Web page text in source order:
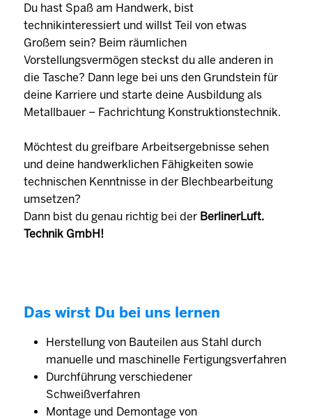
Du hast Spaß am Handwerk, bist
technikinteressiert und willst Teil von etwas
Großem sein? Beim räumlichen
Vorstellungsvermögen steckst du alle anderen in
die Tasche? Dann lege bei uns den Grundstein für
deine Karriere und starte deine Ausbildung als
Metallbauer – Fachrichtung Konstruktionstechnik.
Möchtest du greifbare Arbeitsergebnisse sehen
und deine handwerklichen Fähigkeiten sowie
technischen Kenntnisse in der Blechbearbeitung
umsetzen?
Dann bist du genau richtig bei der BerlinerLuft.
Technik GmbH!
Das wirst Du bei uns lernen
Herstellung von Bauteilen aus Stahl durch
manuelle und maschinelle Fertigungsverfahren
Durchführung verschiedener
Schweißverfahren
Montage und Demontage von